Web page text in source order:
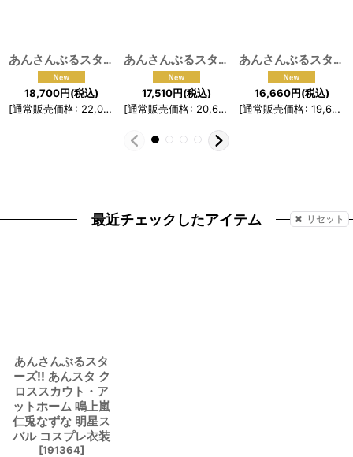
あんさんぶるスターズ！！ スカウト！ 恋こい喫茶 姫宮桃李 コスプレ衣装
18,700円(税込)
[通常販売価格: 22,000 円]
あんさんぶるスターズ！！アルバムシリーズ 『TRIP』 ALKALOID コスプレ衣装
17,510円(税込)
[通常販売価格: 20,600 円]
あんさんぶるスターズ！！分かれ道＊憧れた姿とフラッシュバック UNDEAD コスプレ衣装
16,660円(税込)
[通常販売価格: 19,600
最近チェックしたアイテム リセット
あんさんぶるスタ
ーズ!! あんスタ ク
ロススカウト・ア
ットホーム 鳴上嵐
仁兎なずな 明星ス
バル コスプレ衣装
[191364]